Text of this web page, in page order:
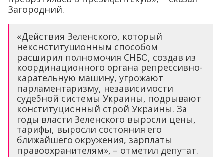
Загородний.
«Действия Зеленского, который
неконституционным способом
расширил полномочия СНБО, создав из
координационного органа репрессивно-
карательную машину, угрожают
парламентаризму, независимости
судебной системы Украины, подрывают
конституционный строй Украины. За
годы власти Зеленского выросли цены,
тарифы, выросли состояния его
ближайшего окружения, зарплаты
правоохранителям», – отметил депутат.